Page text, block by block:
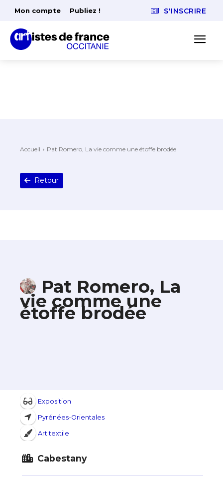
Mon compte Publiez ! S'INSCRIRE
Accueil Pat Romero, La vie comme une étoffe brodée
Retour
Pat Romero, La
vie comme une
étoffe brodée
Exposition
Pyrénées-Orientales
Art textile
Cabestany